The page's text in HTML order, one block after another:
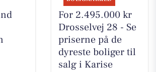
For 2.495.000 kr
Drosselvej 28 - Se
priserne på de
dyreste boliger til
salg i Karise